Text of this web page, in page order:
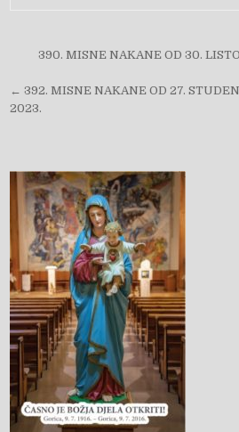
Navigacija objava
390. MISNE NAKANE OD 30.
← 392. MISNE NAKANE OD 27.
2023.